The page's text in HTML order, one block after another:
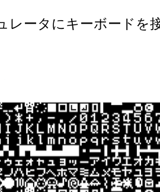
レータにキーボードを